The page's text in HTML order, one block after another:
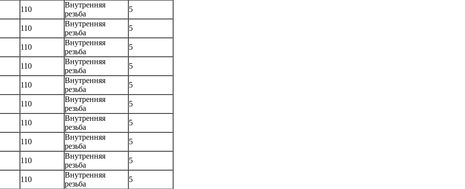
110
Внутренняя
резьба
5
110
Внутренняя
резьба
5
110
Внутренняя
резьба
5
110
Внутренняя
резьба
5
110
Внутренняя
резьба
5
110
Внутренняя
резьба
5
110
Внутренняя
резьба
5
110
Внутренняя
резьба
5
110
Внутренняя
резьба
5
110
Внутренняя
резьба
5